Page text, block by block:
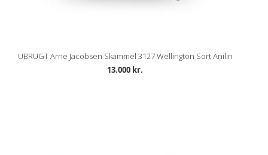
UBRUGT Arne Jacobsen Skammel 3127 Wellington Sort Anilin
13.000 kr.